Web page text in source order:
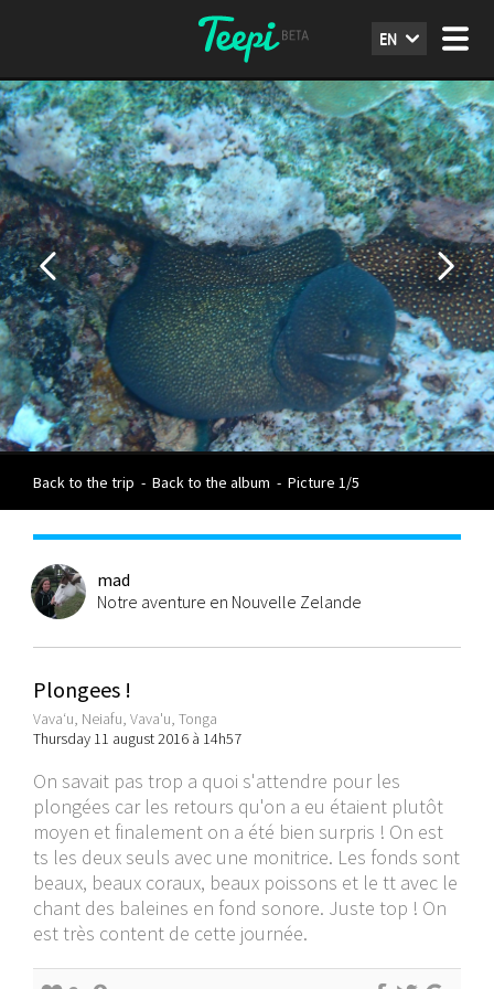
EN
Back to the trip - Back to the album - Picture 1/5
mad
Notre aventure en Nouvelle Zelande
Plongees !
Vavaʻu, Neiafu, Vava'u, Tonga
Thursday 11 august 2016 à 14h57
On savait pas trop a quoi s'attendre pour les
plongées car les retours qu'on a eu étaient plutôt
moyen et finalement on a été bien surpris ! On est
ts les deux seuls avec une monitrice. Les fonds sont
beaux, beaux coraux, beaux poissons et le tt avec le
chant des baleines en fond sonore. Juste top ! On
est très content de cette journée.